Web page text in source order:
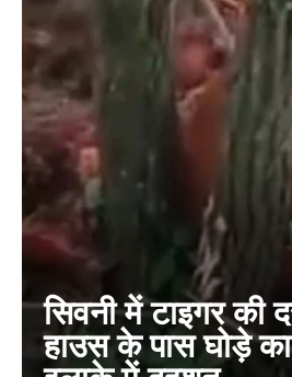
सिवनी में टाइगर की
हाउस के पास घोड़े